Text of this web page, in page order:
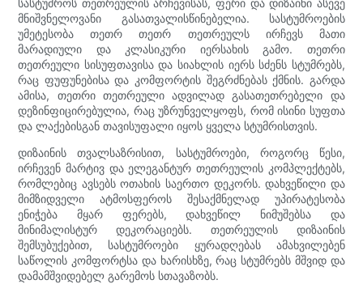
სასტუმროს თეთრეულის არჩევისას, ფერი და დიზაინი ასევე
მნიშვნელოვანი გასათვალისწინებელია. სასტუმროების
უმეტესობა თეთრ თეთრ თეთრეულს ირჩევს მათი
მარადიული და კლასიკური იერსახის გამო. თეთრი
თეთრეული სისუფთავისა და სიახლის იერს სძენს სტუმრებს,
რაც ფუფუნებისა და კომფორტის შეგრძნებას ქმნის. გარდა
ამისა, თეთრი თეთრეული ადვილად გასათეთრებელი და
დეზინფიცირებულია, რაც უზრუნველყოფს, რომ ისინი სუფთა
და ლაქებისგან თავისუფალი იყოს ყველა სტუმრისთვის.
დიზაინის თვალსაზრისით, სასტუმროები, როგორც წესი,
ირჩევენ მარტივ და ელეგანტურ თეთრეულის კომპლექტებს,
რომლებიც ავსებს ოთახის საერთო დეკორს. დახვეწილი და
მიმზიდველი ატმოსფეროს შესაქმნელად უპირატესობა
ენიჭება მყარ ფერებს, დახვეწილ ნიმუშებსა და
მინიმალისტურ დეკორაციებს. თეთრეულის დიზაინის
შემსუბუქებით, სასტუმროები ყურადღებას ამახვილებენ
საწოლის კომფორტსა და ხარისხზე, რაც სტუმრებს მშვიდ და
დამამშვიდებელ გარემოს სთავაზობს.